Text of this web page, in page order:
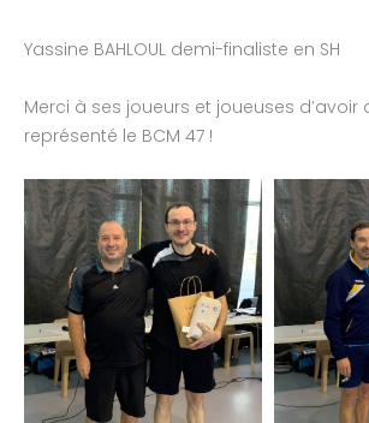
Yassine BAHLOUL demi-finaliste en SH
Merci à ses joueurs et joueuses d’avoir
représenté le BCM 47 !